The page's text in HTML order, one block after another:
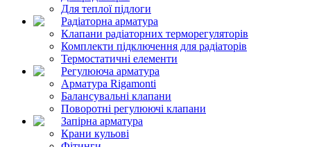
Для теплої підлоги
Радіаторна арматура
Клапани радіаторних терморегуляторів
Комплекти підключення для радіаторів
Термостатичні елементи
Регулююча арматура
Арматура Rigamonti
Балансувальні клапани
Поворотні регулюючі клапани
Запірна арматура
Крани кульові